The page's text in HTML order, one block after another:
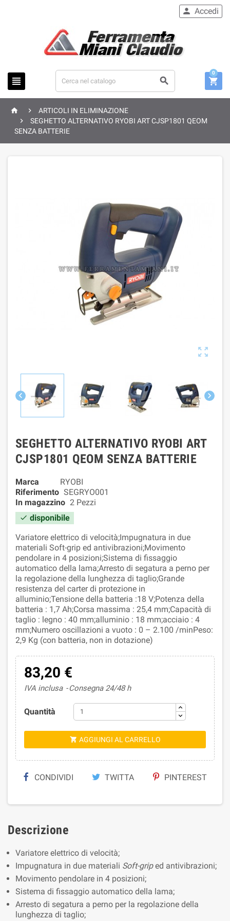
 
 Accedi

0
 
ARTICOLI IN ELIMINAZIONE

SEGHETTO ALTERNATIVO RYOBI ART CJSP1801 QEOM
SENZA BATTERIE

 
SEGHETTO ALTERNATIVO RYOBI ART
CJSP1801 QEOM SENZA BATTERIE
Marca
RYOBI
Riferimento SEGRYO001
In magazzino 2 Pezzi
 disponibile
Variatore elettrico di velocità;Impugnatura in due
materiali Soft-grip ed antivibrazioni;Movimento
pendolare in 4 posizioni;Sistema di fissaggio
automatico della lama;Arresto di segatura a perno per
la regolazione della lunghezza di taglio;Grande
resistenza del carter di protezione in
alluminio;Tensione della batteria :18 V;Potenza della
batteria : 1,7 Ah;Corsa massima : 25,4 mm;Capacità di
taglio : legno : 40 mm;alluminio : 18 mm;acciaio : 4
mm;Numero oscillazioni a vuoto : 0 – 2.100 /minPeso:
2,9 Kg (con batteria, non in dotazione)
83,20 €
IVA inclusa Consegna 24/48 h
Quantità
 AGGIUNGI AL CARRELLO
CONDIVIDI TWITTA PINTEREST
Descrizione
Variatore elettrico di velocità;
Impugnatura in due materiali Soft-griped antivibrazioni;
Movimento pendolare in 4 posizioni;
Sistema di fissaggio automatico della lama;
Arresto di segatura a perno per la regolazione della
lunghezza di taglio;